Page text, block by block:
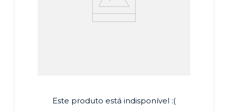
Este produto está indisponível :(